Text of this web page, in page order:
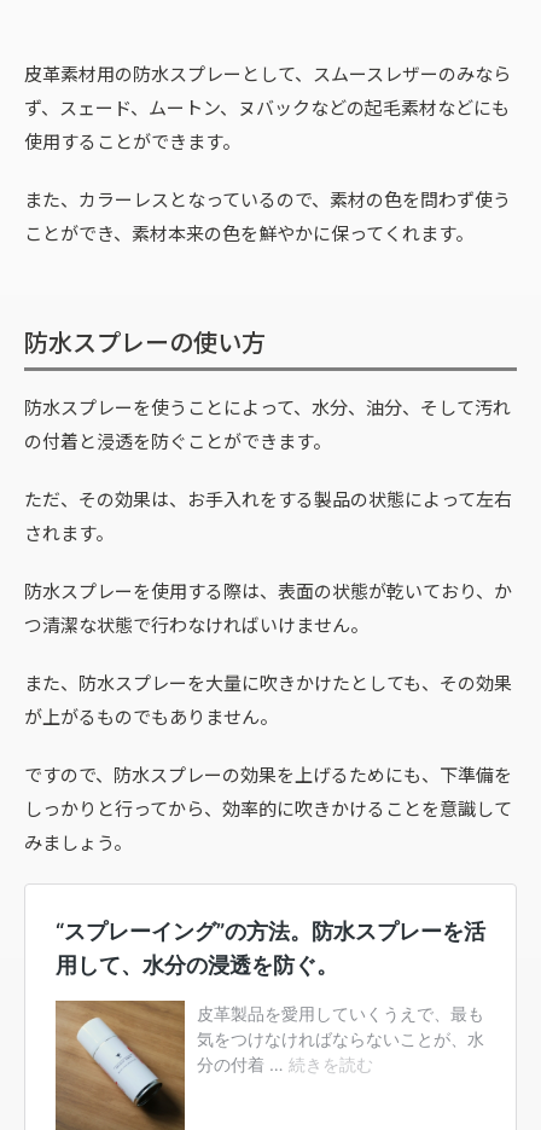
皮革素材用の防水スプレーとして、スムースレザーのみなら
ず、スェード、ムートン、ヌバックなどの起毛素材などにも
使用することができます。
また、カラーレスとなっているので、素材の色を問わず使う
ことができ、素材本来の色を鮮やかに保ってくれます。
防水スプレーの使い方
防水スプレーを使うことによって、水分、油分、そして汚れ
の付着と浸透を防ぐことができます。
ただ、その効果は、お手入れをする製品の状態によって左右
されます。
防水スプレーを使用する際は、表面の状態が乾いており、か
つ清潔な状態で行わなければいけません。
また、防水スプレーを大量に吹きかけたとしても、その効果
が上がるものでもありません。
ですので、防水スプレーの効果を上げるためにも、下準備を
しっかりと行ってから、効率的に吹きかけることを意識して
みましょう。